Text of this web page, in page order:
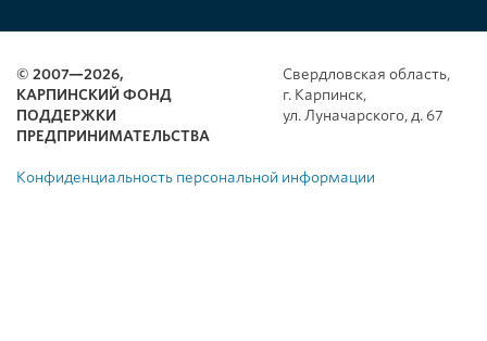
© 2007—2026,
КАРПИНСКИЙ ФОНД
ПОДДЕРЖКИ
ПРЕДПРИНИМАТЕЛЬСТВА
Свердловская область,
г. Карпинск,
ул. Луначарского, д. 67
Конфиденциальность персональной информации